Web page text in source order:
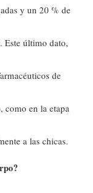
y un 20 % de
Este último dato,
de
como en la etapa
a las chicas.